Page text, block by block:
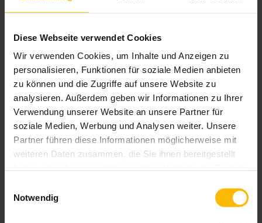
Diese Webseite verwendet Cookies
Wir verwenden Cookies, um Inhalte und Anzeigen zu
personalisieren, Funktionen für soziale Medien anbieten
zu können und die Zugriffe auf unsere Website zu
analysieren. Außerdem geben wir Informationen zu Ihrer
Verwendung unserer Website an unsere Partner für
soziale Medien, Werbung und Analysen weiter. Unsere
Partner führen diese Informationen möglicherweise mit
weiteren Daten zusammen, die Sie ihnen bereitgestellt
Notwendig
(auch Verdunkelungs- und
Kissen und Raffrollos im gleichen
Stoff-Design erhältlich
Sicherheit für Ihre Kinder
Einfache Reinigung der Vorhänge
Produktdetails
max. Fläche: von der Breite